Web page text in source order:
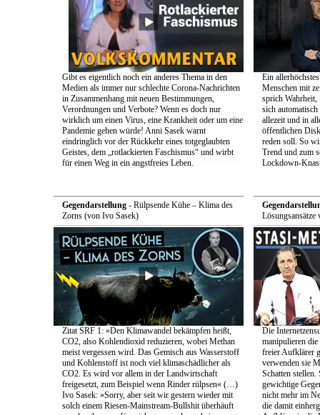
Gibt es eigentlich noch ein anderes Thema in den
Medien als immer nur schlechte Corona-Nachrichten
in Zusammenhang mit neuen Bestimmungen,
Verordnungen und Verbote? Wenn es doch nur
wirklich um einen Virus, eine Krankheit oder um eine
Pandemie gehen würde! Anni Sasek warnt
eindringlich vor der Rückkehr eines totgeglaubten
Geistes, dem „rotlackierten Faschismus“ und wirbt
für einen Weg in ein angstfreies Leben.
Ein
Menschen mit
sprich Wahrheit,
sich
allezeit und in
öffentlichen
reden soll. So
Trend und zum
Lockdown-
Gegendarstellung- Rülpsende Kühe – Klima des
Zorns (von Ivo Sasek)
Zitat SRF 1: »Den Klimawandel bekämpfen heißt,
CO2, also Kohlendioxid reduzieren, wobei Methan
meist vergessen wird. Das Gemisch aus Wasserstoff
und Kohlenstoff ist noch viel klimaschädlicher als
CO2. Es wird vor allem in der Landwirtschaft
freigesetzt, zum Beispiel wenn Rinder rülpsen« (…)
Ivo Sasek: »Sorry, aber seit wir gestern wieder mit
solch einem Riesen-Mainstream-Bullshit überhäuft
Lösungsansätze
Die
manipulieren die
freier Aufklärer
verwenden sie
Schatten
gewichtige
nicht mehr im
die damit